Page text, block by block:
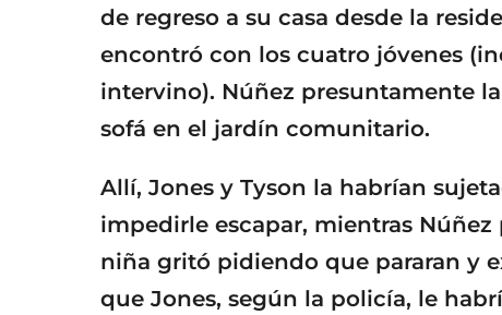
de regreso a su casa desde la
encontró con los cuatro jóvenes
intervino). Núñez presuntamente
sofá en el jardín comunitario.
Allí, Jones y Tyson la habrían
impedirle escapar, mientras
niña gritó pidiendo que pararan y
que Jones, según la policía, le